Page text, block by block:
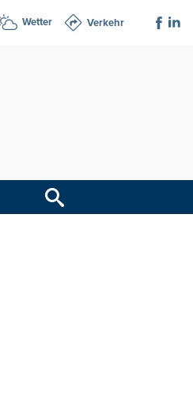
Wetter Verkehr